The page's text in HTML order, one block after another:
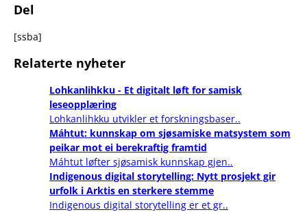
Del
[ssba]
Relaterte nyheter
Lohkanlihkku - Et digitalt løft for samisk
leseopplæring
Lohkanlihkku utvikler et forskningsbaser..
Máhtut: kunnskap om sjøsamiske matsystem som
peikar mot ei berekraftig framtid
Máhtut løfter sjøsamisk kunnskap gjen..
Indigenous digital storytelling: Nytt prosjekt gir
urfolk i Arktis en sterkere stemme
Indigenous digital storytelling er et gr..